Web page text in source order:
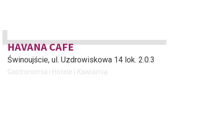
HAVANA CAFE
Świnoujście, ul. Uzdrowiskowa 14 lok. 2.0.3
Gastronomia i Hotele Kawiarnia